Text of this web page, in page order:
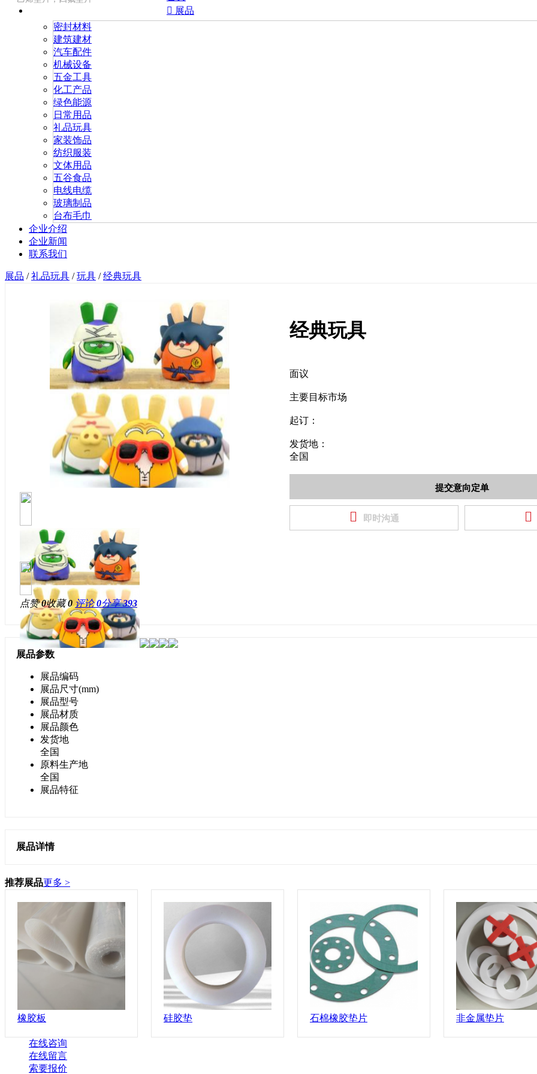
 展品
密封材料
建筑建材
汽车配件
机械设备
五金工具
化工产品
绿色能源
日常用品
礼品玩具
家装饰品
纺织服装
文体用品
五谷食品
电线电缆
玻璃制品
台布毛巾
企业介绍
企业新闻
联系我们
展品 /礼品玩具 /玩具 /经典玩具
点赞0收藏0 评论0分享393
经典玩具
面议
主要目标市场
起订：
发货地：
全国
 即时沟通 
展品参数
展品编码
展品尺寸(mm)
展品型号
展品材质
展品颜色
发货地
全国
原料生产地
全国
展品特征
展品详情
推荐展品更多 >
橡胶板 硅胶垫 石棉橡胶垫片 非金属垫片
在线咨询
在线留言
索要报价